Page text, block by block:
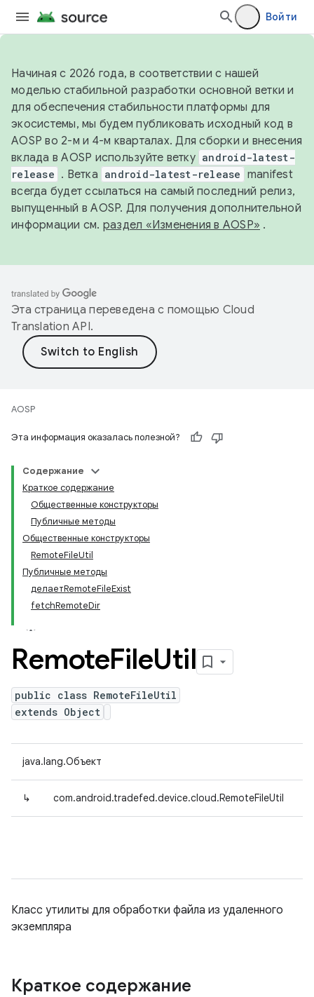
Войти
Начиная с 2026 года, в соответствии с нашей
моделью стабильной разработки основной ветки и
для обеспечения стабильности платформы для
экосистемы, мы будем публиковать исходный код в
AOSP во 2-м и 4-м кварталах. Для сборки и внесения
вклада в AOSP используйте ветку android-latest-
release . Ветка android-latest-release manifest
всегда будет ссылаться на самый последний релиз,
выпущенный в AOSP. Для получения дополнительной
информации см. раздел «Изменения в AOSP» .
Эта страница переведена с помощью Cloud
Translation API.
AOSP
Эта информация оказалась полезной?
Содержание
Краткое содержание
Общественные конструкторы
Публичные методы
Общественные конструкторы
RemoteFileUtil
Публичные методы
делаетRemoteFileExist
fetchRemoteDir
RemoteFileUtil
public class RemoteFileUtil
extends Object
java.lang.Объект
↳ com.android.tradefed.device.cloud.RemoteFileUtil
Класс утилиты для обработки файла из удаленного
экземпляра
Краткое содержание